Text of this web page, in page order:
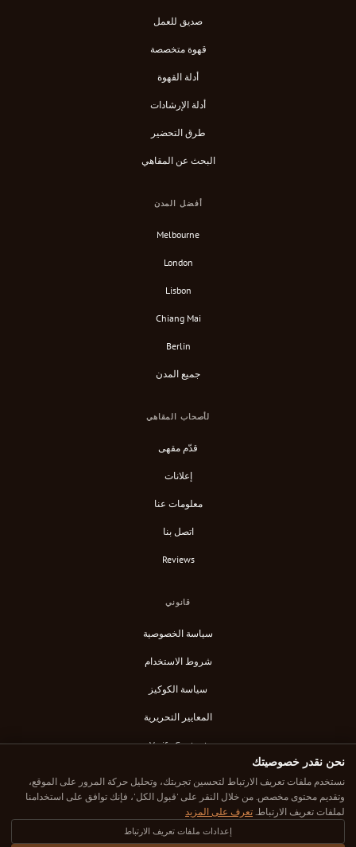
صديق للعمل
قهوة متخصصة
أدلة القهوة
أدلة الإرشادات
طرق التحضير
البحث عن المقاهي
أفضل المدن
Melbourne
London
Lisbon
Chiang Mai
Berlin
جميع المدن
لأصحاب المقاهي
قدّم مقهى
إعلانات
معلومات عنا
اتصل بنا
Reviews
قانوني
سياسة الخصوصية
شروط الاستخدام
سياسة الكوكيز
المعايير التحريرية
Verify Content
© 2025 Down Under Cafe. جميع الحقوق محفوظة.
نحن نقدر خصوصيتك
نستخدم ملفات تعريف الارتباط لتحسين تجربتك، وتحليل حركة المرور على الموقع،
وتقديم محتوى مخصص. من خلال النقر على 'قبول الكل'، فإنك توافق على استخدامنا
لملفات تعريف الارتباط. تعرف على المزيد
إعدادات ملفات تعريف الارتباط